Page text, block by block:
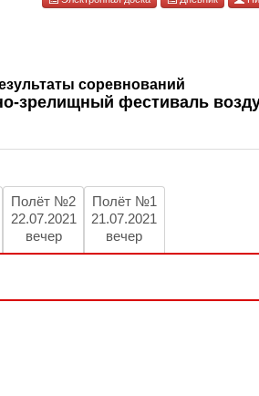
соревнований
зрелищный фестиваль
Полёт №2
22.07.2021
вечер
Полёт №1
21.07.2021
вечер